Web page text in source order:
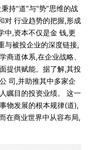
持“道”与“势”思维的战
对 行业趋势的把握,形成
中,资本不仅是金 钱,更
与被投企业的深度链接,
商道体系,在企业战略、
提供赋能。据了解,其投
司,并助推其中多家企
瞩目的投资业绩。 这一
物发展的根本规律(道),
在商业世界中从容布局,